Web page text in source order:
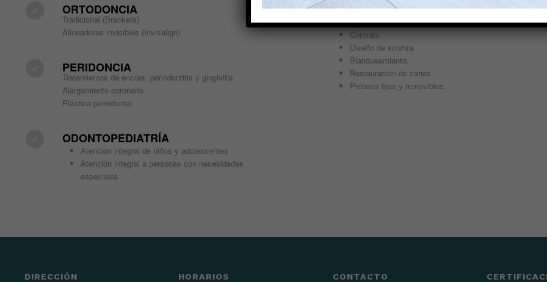
ORTODONCIA
Tradicional (Brackets)
Alineadores invisibles (Invisalign)
PERIDONCIA
Tratamientos de encías: periodontitis y gingivitis
Alargamiento coronario
Plástica periodontal
ODONTOPEDIATRÍA
Atención integral de niños y adolescentes
Atención integral a personas con necesidades
especiales
REHABILITACIÓN ORAL
Carillas.
Coronas.
Diseño de sonrisa.
Blanqueamiento.
Restauración de caries.
Prótesis fijas y removibles.
DIRECCIÓN HORARIOS CONTACTO